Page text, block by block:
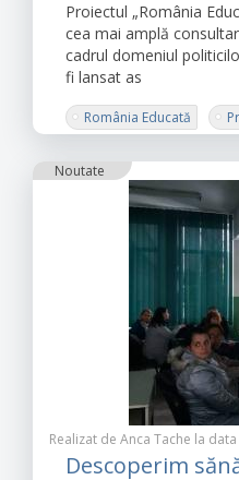
Proiectul „România
cea mai amplă
cadrul domeniul
fi lansat as
România Educată
Noutate
Realizat de Anca Tache la
Descoperim